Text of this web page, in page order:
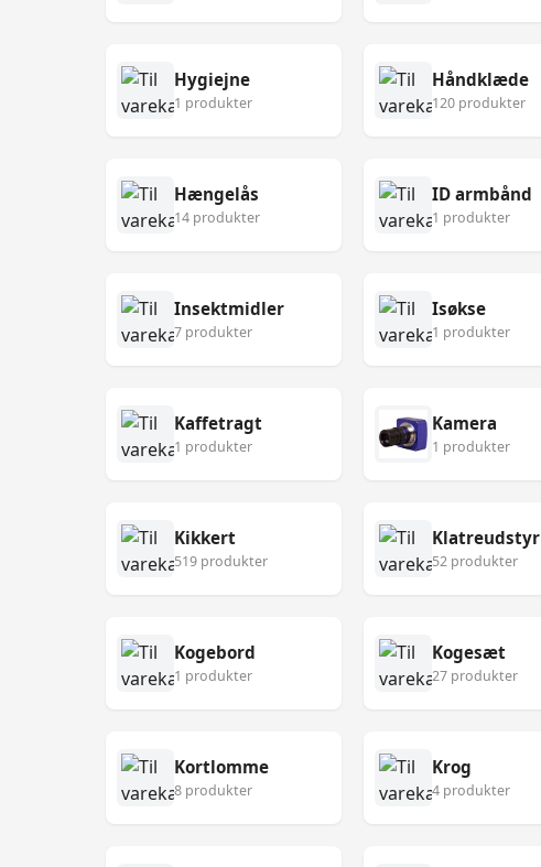
Hygiejne
1 produkter
Håndklæde
120 produkter
Hængelås
14 produkter
ID armbånd
1 produkter
Insektmidler
7 produkter
Isøkse
1 produkter
Kaffetragt
1 produkter
Kamera
1 produkter
Kikkert
519 produkter
Klatreudstyr
52 produkter
Kogebord
1 produkter
Kogesæt
27 produkter
Kortlomme
8 produkter
Krog
4 produkter